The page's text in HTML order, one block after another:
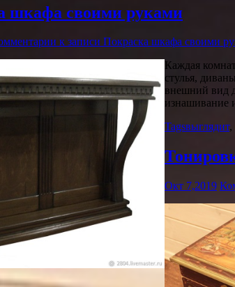
шкафа своими руками
к записи Покраска шкафа своими
Каждая
стулья,
внешний вид
изнашивание
Tagsвыглядит,
Окт 7,2019